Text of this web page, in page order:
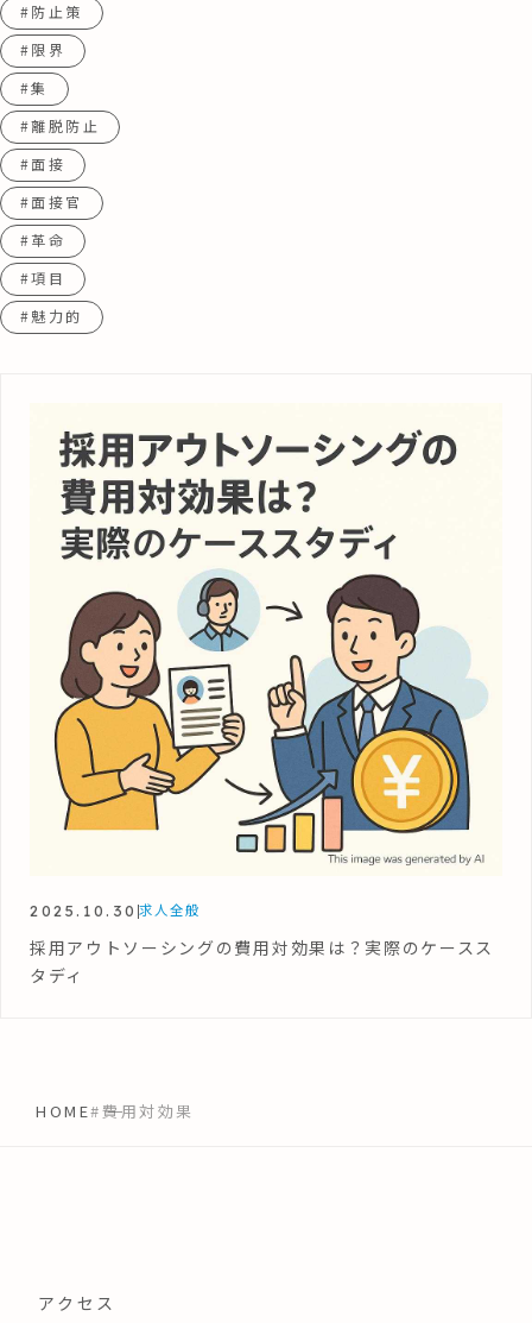
#防止策
#限界
#集
#離脱防止
#面接
#面接官
#革命
#項目
#魅力的
2025.10.30 求人全般
採用アウトソーシングの費用対効果は？実際のケースス
タディ
HOME#費用対効果
アクセス